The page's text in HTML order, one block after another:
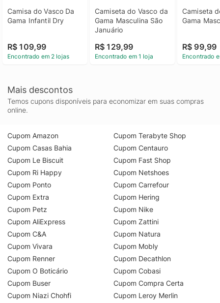
Camisa do Vasco Da
Gama Infantil Dry
R$ 109,99
Encontrado em 2 lojas
Camiseta do Vasco da
Gama Masculina São
Januário
R$ 129,99
Encontrado em 1 loja
Camiseta
Gama
R$ 99,99
Encontrado
Mais descontos
Temos cupons disponíveis para economizar em suas compras
online.
Cupom Amazon
Cupom Casas Bahia
Cupom Le Biscuit
Cupom Ri Happy
Cupom Ponto
Cupom Extra
Cupom Petz
Cupom AliExpress
Cupom C&A
Cupom Vivara
Cupom Renner
Cupom O Boticário
Cupom Buser
Cupom Niazi Chohfi
Cupom Terabyte Shop
Cupom Centauro
Cupom Fast Shop
Cupom Netshoes
Cupom Carrefour
Cupom Hering
Cupom Nike
Cupom Zattini
Cupom Natura
Cupom Mobly
Cupom Decathlon
Cupom Cobasi
Cupom Compra Certa
Cupom Leroy Merlin